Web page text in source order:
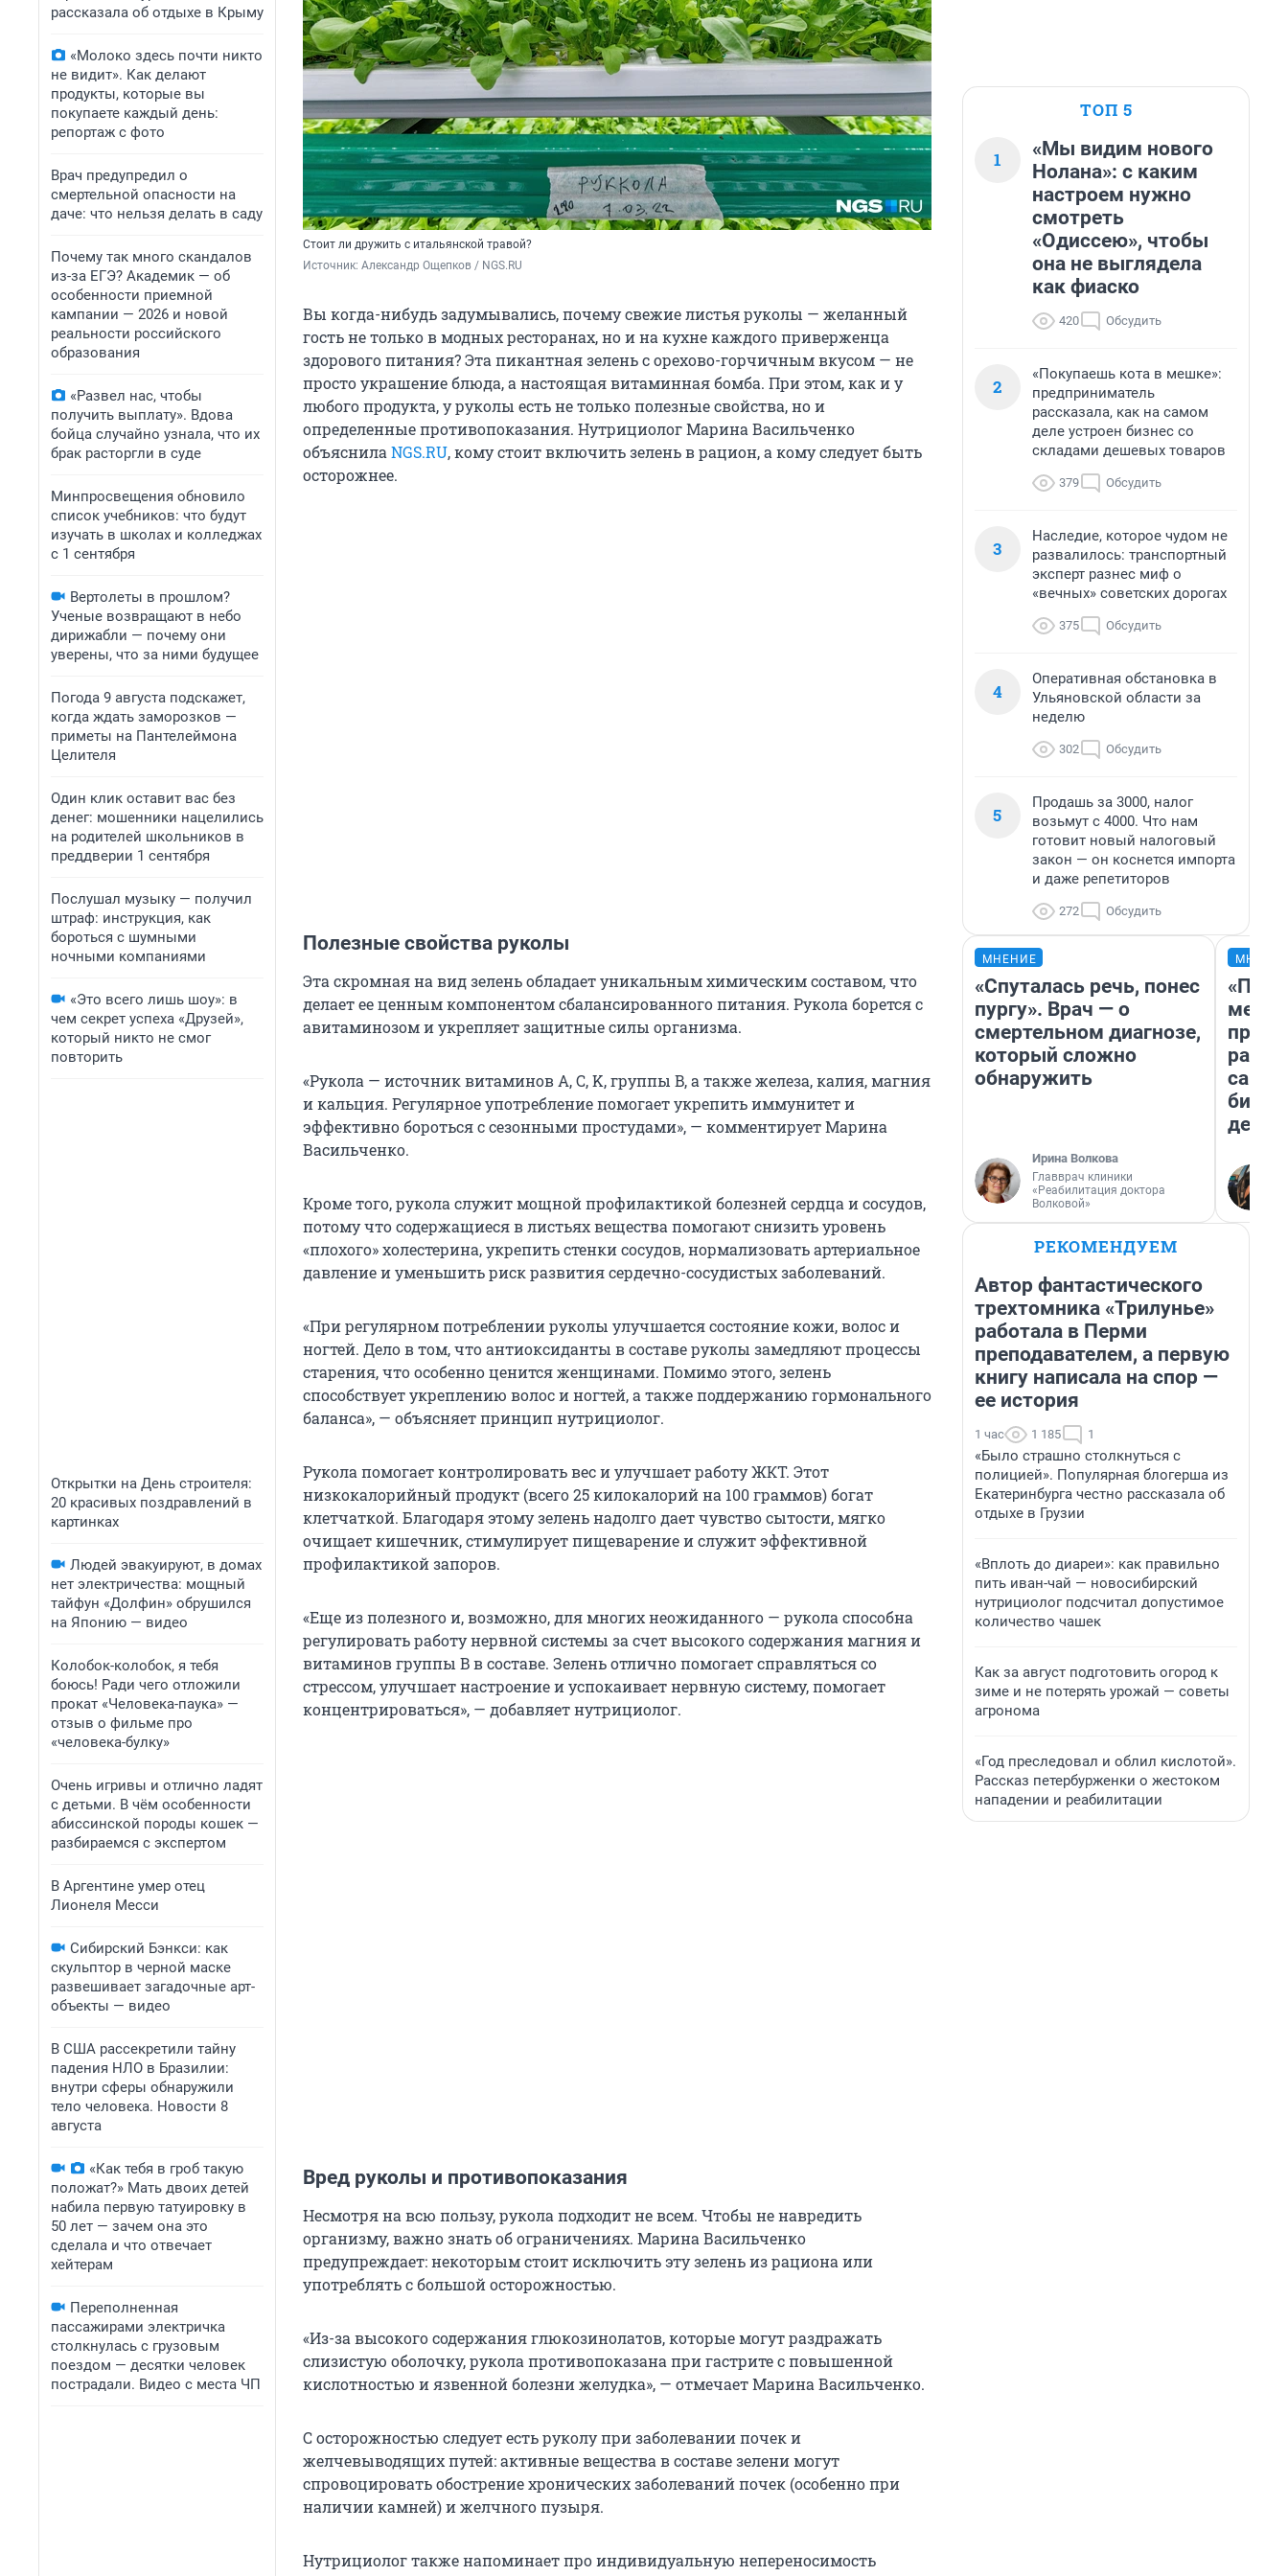
рассказала об отдыхе в Крыму
«Молоко здесь почти никто
не видит». Как делают
продукты, которые вы
покупаете каждый день:
репортаж с фото
Врач предупредил о
смертельной опасности на
даче: что нельзя делать в саду
Почему так много скандалов
из-за ЕГЭ? Академик — об
особенности приемной
кампании — 2026 и новой
реальности российского
образования
«Развел нас, чтобы
получить выплату». Вдова
бойца случайно узнала, что их
брак расторгли в суде
Минпросвещения обновило
список учебников: что будут
изучать в школах и колледжах
с 1 сентября
Вертолеты в прошлом?
Ученые возвращают в небо
дирижабли — почему они
уверены, что за ними будущее
Погода 9 августа подскажет,
когда ждать заморозков —
приметы на Пантелеймона
Целителя
Один клик оставит вас без
денег: мошенники нацелились
на родителей школьников в
преддверии 1 сентября
Послушал музыку — получил
штраф: инструкция, как
бороться с шумными
ночными компаниями
«Это всего лишь шоу»: в
чем секрет успеха «Друзей»,
который никто не смог
повторить
Открытки на День строителя:
20 красивых поздравлений в
картинках
Людей эвакуируют, в домах
нет электричества: мощный
тайфун «Долфин» обрушился
на Японию — видео
Колобок-колобок, я тебя
боюсь! Ради чего отложили
прокат «Человека-паука» —
отзыв о фильме про
«человека-булку»
Очень игривы и отлично ладят
с детьми. В чём особенности
абиссинской породы кошек —
разбираемся с экспертом
В Аргентине умер отец
Лионеля Месси
Сибирский Бэнкси: как
скульптор в черной маске
развешивает загадочные арт-
объекты — видео
В США рассекретили тайну
падения НЛО в Бразилии:
внутри сферы обнаружили
тело человека. Новости 8
августа
«Как тебя в гроб такую
положат?» Мать двоих детей
набила первую татуировку в
50 лет — зачем она это
сделала и что отвечает
хейтерам
Переполненная
пассажирами электричка
столкнулась с грузовым
поездом — десятки человек
пострадали. Видео с места ЧП
Стоит ли дружить с итальянской травой?
Источник: Александр Ощепков / NGS.RU
Вы когда-нибудь задумывались, почему свежие листья руколы — желанный
гость не только в модных ресторанах, но и на кухне каждого приверженца
здорового питания? Эта пикантная зелень с орехово-горчичным вкусом — не
просто украшение блюда, а настоящая витаминная бомба. При этом, как и у
любого продукта, у руколы есть не только полезные свойства, но и
определенные противопоказания. Нутрициолог Марина Васильченко
объяснила NGS.RU, кому стоит включить зелень в рацион, а кому следует быть
осторожнее.
Полезные свойства руколы
Эта скромная на вид зелень обладает уникальным химическим составом, что
делает ее ценным компонентом сбалансированного питания. Рукола борется с
авитаминозом и укрепляет защитные силы организма.
«Рукола — источник витаминов A, C, K, группы B, а также железа, калия, магния
и кальция. Регулярное употребление помогает укрепить иммунитет и
эффективно бороться с сезонными простудами», — комментирует Марина
Васильченко.
Кроме того, рукола служит мощной профилактикой болезней сердца и сосудов,
потому что содержащиеся в листьях вещества помогают снизить уровень
«плохого» холестерина, укрепить стенки сосудов, нормализовать артериальное
давление и уменьшить риск развития сердечно-сосудистых заболеваний.
«При регулярном потреблении руколы улучшается состояние кожи, волос и
ногтей. Дело в том, что антиоксиданты в составе руколы замедляют процессы
старения, что особенно ценится женщинами. Помимо этого, зелень
способствует укреплению волос и ногтей, а также поддержанию гормонального
баланса», — объясняет принцип нутрициолог.
Рукола помогает контролировать вес и улучшает работу ЖКТ. Этот
низкокалорийный продукт (всего 25 килокалорий на 100 граммов) богат
клетчаткой. Благодаря этому зелень надолго дает чувство сытости, мягко
очищает кишечник, стимулирует пищеварение и служит эффективной
профилактикой запоров.
«Еще из полезного и, возможно, для многих неожиданного — рукола способна
регулировать работу нервной системы за счет высокого содержания магния и
витаминов группы B в составе. Зелень отлично помогает справляться со
стрессом, улучшает настроение и успокаивает нервную систему, помогает
концентрироваться», — добавляет нутрициолог.
Вред руколы и противопоказания
Несмотря на всю пользу, рукола подходит не всем. Чтобы не навредить
организму, важно знать об ограничениях. Марина Васильченко
предупреждает: некоторым стоит исключить эту зелень из рациона или
употреблять с большой осторожностью.
«Из-за высокого содержания глюкозинолатов, которые могут раздражать
слизистую оболочку, рукола противопоказана при гастрите с повышенной
кислотностью и язвенной болезни желудка», — отмечает Марина Васильченко.
С осторожностью следует есть руколу при заболевании почек и
желчевыводящих путей: активные вещества в составе зелени могут
спровоцировать обострение хронических заболеваний почек (особенно при
наличии камней) и желчного пузыря.
Нутрициолог также напоминает про индивидуальную непереносимость
ТОП 5
1
«Мы видим нового
Нолана»: с каким
настроем нужно
смотреть
«Одиссею», чтобы
она не выглядела
как фиаско
420 Обсудить
2
«Покупаешь кота в мешке»:
предприниматель
рассказала, как на самом
деле устроен бизнес со
складами дешевых товаров
379 Обсудить
3
Наследие, которое чудом не
развалилось: транспортный
эксперт разнес миф о
«вечных» советских дорогах
375 Обсудить
4
Оперативная обстановка в
Ульяновской области за
неделю
302 Обсудить
5
Продашь за 3000, налог
возьмут с 4000. Что нам
готовит новый налоговый
закон — он коснется импорта
и даже репетиторов
272 Обсудить
МНЕНИЕ
«Спуталась речь, понес
пургу». Врач — о
смертельном диагнозе,
который сложно
обнаружить
Ирина Волкова
Главврач клиники
«Реабилитация доктора
Волковой»
РЕКОМЕНДУЕМ
Автор фантастического
трехтомника «Трилунье»
работала в Перми
преподавателем, а первую
книгу написала на спор —
ее история
1 час 1 185 1
«Было страшно столкнуться с
полицией». Популярная блогерша из
Екатеринбурга честно рассказала об
отдыхе в Грузии
«Вплоть до диареи»: как правильно
пить иван-чай — новосибирский
нутрициолог подсчитал допустимое
количество чашек
Как за август подготовить огород к
зиме и не потерять урожай — советы
агронома
«Год преследовал и облил кислотой».
Рассказ петербурженки о жестоком
нападении и реабилитации